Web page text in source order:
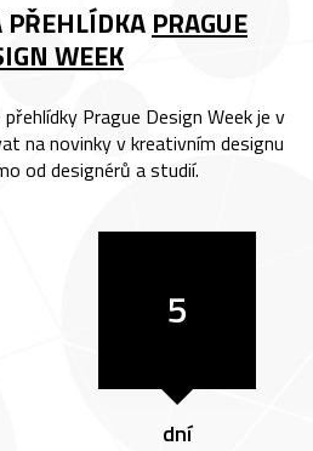
PŘEHLÍDKA PRAGUE
WEEK
Prague Design Week je v
na novinky v kreativním designu
od designérů a studií.
5
dní